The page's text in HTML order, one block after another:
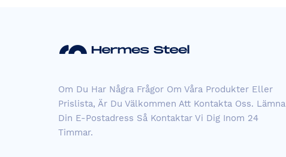
Om Du Har Några Frågor Om Våra Produkter Eller
Prislista, Är Du Välkommen Att Kontakta Oss. Lämna
Din E-Postadress Så Kontaktar Vi Dig Inom 24
Timmar.